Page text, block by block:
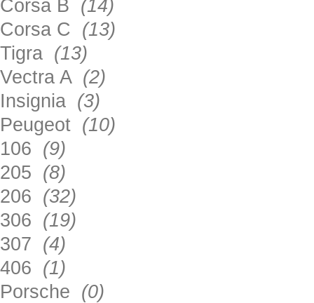
Corsa B (14)
Corsa C (13)
Tigra (13)
Vectra A (2)
Insignia (3)
Peugeot (10)
106 (9)
205 (8)
206 (32)
306 (19)
307 (4)
406 (1)
Porsche (0)